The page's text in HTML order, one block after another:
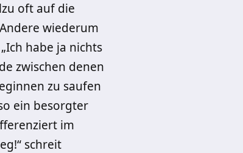
oft auf die
wiederum
habe ja nichts
zwischen denen
zu saufen
ein besorgter
im
schreit